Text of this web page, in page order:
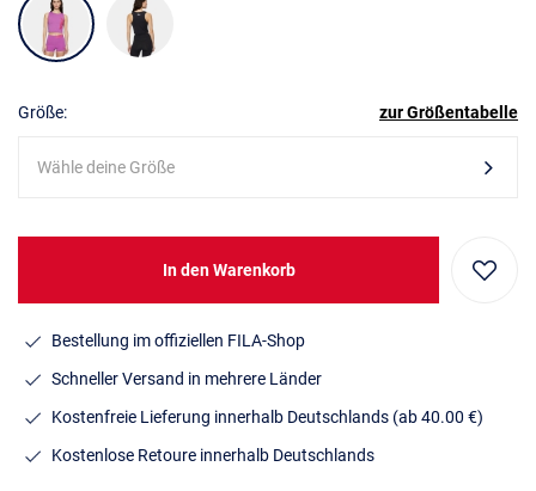
Größe: zur Größentabelle
Wähle deine Größe
In den Warenkorb
Bestellung im offiziellen FILA-Shop
Schneller Versand in mehrere Länder
Kostenfreie Lieferung innerhalb Deutschlands (ab 40.00 €)
Kostenlose Retoure innerhalb Deutschlands